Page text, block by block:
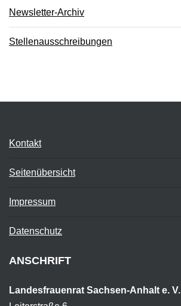
Newsletter-Archiv
Stellenausschreibungen
Kontakt
Seitenübersicht
Impressum
Datenschutz
ANSCHRIFT
Landesfrauenrat Sachsen-Anhalt e. V.